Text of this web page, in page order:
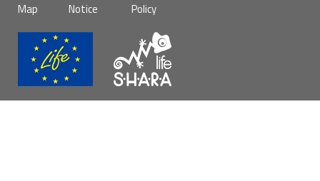
página
Map Notice Policy